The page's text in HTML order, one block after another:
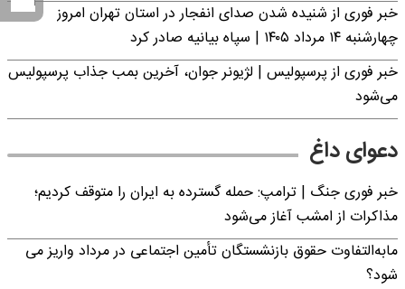
خبر فوری از شنیده شدن صدای انفجار در استان تهران امروز
چهارشنبه ۱۴ مرداد ۱۴۰۵ | سپاه بیانیه صادر کرد
خبر فوری از پرسپولیس | لژیونر جوان، آخرین بمب جذاب پرسپولیس
می‌شود
دعوای داغ
خبر فوری جنگ | ترامپ: حمله گسترده به ایران را متوقف کردیم؛
مذاکرات از امشب آغاز می‌شود
مابه‌التفاوت حقوق بازنشستگان تأمین اجتماعی در مرداد واریز می
شود؟